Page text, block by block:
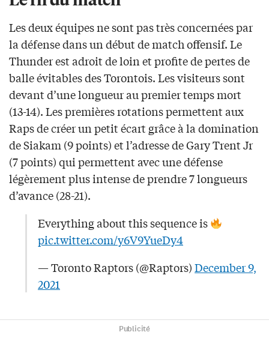
Les deux équipes ne sont pas très concernées par
la défense dans un début de match offensif. Le
Thunder est adroit de loin et profite de pertes de
balle évitables des Torontois. Les visiteurs sont
devant d’une longueur au premier temps mort
(13-14). Les premières rotations permettent aux
Raps de créer un petit écart grâce à la domination
de Siakam (9 points) et l’adresse de Gary Trent Jr
(7 points) qui permettent avec une défense
légèrement plus intense de prendre 7 longueurs
d’avance (28-21).
Everything about this sequence is
pic.twitter.com/y6V9YueDy4
— Toronto Raptors (@Raptors)December 9,
2021
Publicité